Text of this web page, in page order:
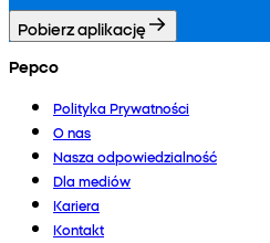
Pobierz aplikację
Pepco
Polityka Prywatności
O nas
Nasza odpowiedzialność
Dla mediów
Kariera
Kontakt